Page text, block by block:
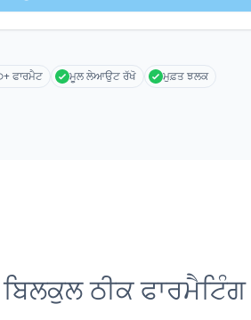
ਫਾਰਮੈਟ ਮੂਲ ਲੇਆਉਟ ਰੱਖੋ ਮੁਫ਼ਤ ਝਲਕ
ਠੀਕ ਫਾਰਮੈਟਿੰਗ